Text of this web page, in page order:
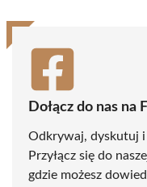
Dołącz do nas na
Odkrywaj, dyskutuj i
Przyłącz się do
gdzie możesz